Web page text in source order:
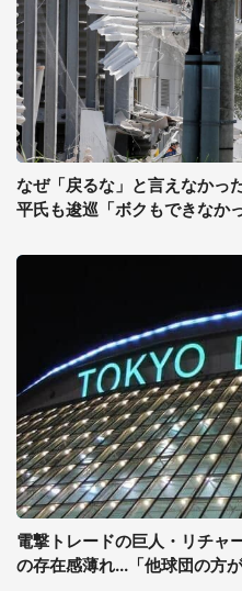
なぜ「戻るな」と言えなかっ
平氏も逡巡「ボクもできなか
電撃トレードの巨人・リチャ
の存在感薄れ...「他球団の方